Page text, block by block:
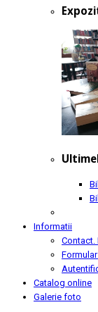
Informatii
Contact.
Catalog online
Galerie foto